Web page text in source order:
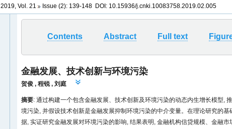
2019, Vol. 21 Issue (2): 139-148 DOI: 10.15936/j.cnki.10083758.2019.02.005
Contents Abstract Full text
金融发展、技术创新与环境污染
贺俊 , 程锐, 刘庭
摘要: 通过构建一个包含金融发展、技术创新及环境污染的动态内生增长模型,
境污染, 并假设技术创新是金融发展抑制环境污染的中介变量。在理论研究的
据, 实证研究金融发展对环境污染的影响, 结果表明, 金融机构信贷规模、金融